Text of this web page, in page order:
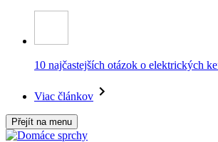
10 najčastejších otázok o elektrických
Viac článkov
Přejít na menu